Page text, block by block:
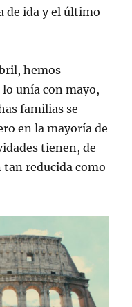
de ida y el último
hemos
unía con mayo,
familias se
en la mayoría de
tienen, de
reducida como